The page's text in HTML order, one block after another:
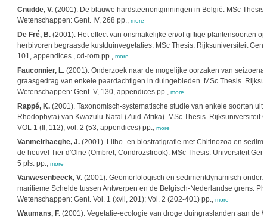
Cnudde, V.(2001). De blauwe hardsteenontginningen in België. MSc
Wetenschappen: Gent. IV, 268 pp., more
De Fré, B.(2001). Het effect van onsmakelijke en/of giftige plantensoorten
herbivoren begraasde kustduinvegetaties. MSc Thesis. Rijksuniversiteit
101, appendices., cd-rom pp., more
Fauconnier, L.(2001). Onderzoek naar de mogelijke oorzaken van
graasgedrag van enkele paardachtigen in duingebieden. MSc Thesis.
Wetenschappen: Gent. V, 130, appendices pp., more
Rappé, K.(2001). Taxonomisch-systematische studie van enkele soorten uit
Rhodophyta) van Kwazulu-Natal (Zuid-Afrika). MSc Thesis. Rijksuniversiteit
VOL 1 (II, 112); vol. 2 (53, appendices) pp., more
Vanmeirhaeghe, J.(2001). Litho- en biostratigrafie met Chitinozoa en
de heuvel Tier d'Olne (Ombret, Condrozstrook). MSc Thesis. Universiteit
5 pls. pp., more
Vanwesenbeeck, V.(2001). Geomorfologisch en sedimentdynamisch
maritieme Schelde tussen Antwerpen en de Belgisch-Nederlandse grens.
Wetenschappen: Gent. Vol. 1 (xvii, 201); Vol. 2 (202-401) pp., more
Waumans, F.(2001). Vegetatie-ecologie van droge duingraslanden aan de